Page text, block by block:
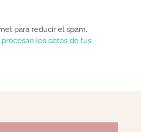
para reducir el spam.
los datos de tus